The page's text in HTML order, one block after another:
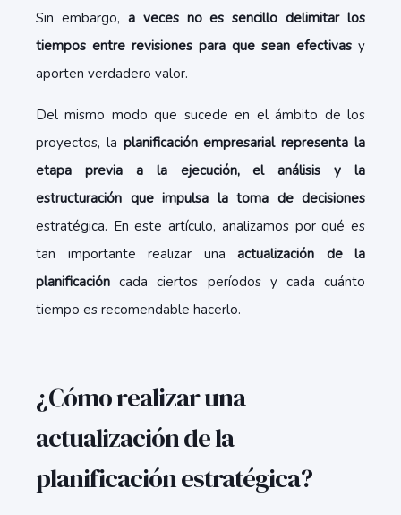
Sin embargo, a veces no es sencillo delimitar los
tiempos entre revisiones para que sean efectivas y
aporten verdadero valor.
Del mismo modo que sucede en el ámbito de los
proyectos, la planificación empresarial representa la
etapa previa a la ejecución, el análisis y la
estructuración que impulsa la toma de decisiones
estratégica. En este artículo, analizamos por qué es
tan importante realizar una actualización de la
planificacióncada ciertos períodos y cada cuánto
tiempo es recomendable hacerlo.
¿Cómo realizar una
actualización de la
planificación estratégica?